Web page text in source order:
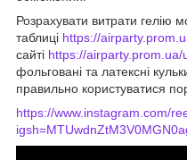
Розрахувати витрати гелію
таблиці https://
сайті https://airparty.prom.ua/
фольговані та латексні
правильно користуватися
https://www.instagram.com/